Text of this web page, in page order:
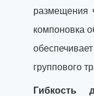
размещения
компоновка
группового
Гибкость